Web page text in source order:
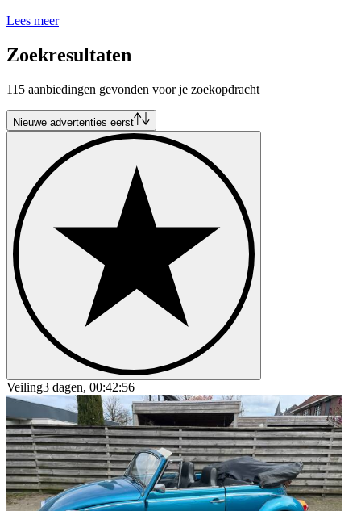
Lees meer
Zoekresultaten
115 aanbiedingen gevonden voor je zoekopdracht
Nieuwe advertenties eerst
Veiling3 dagen, 00:42:56